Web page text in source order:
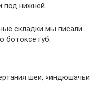
под нижней.
складки мы писали
ботоксе губ.
шеи, «индюшачьи